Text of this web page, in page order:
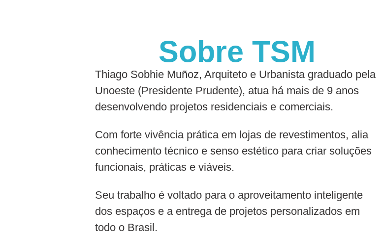
Sobre TSM
Thiago Sobhie Muñoz, Arquiteto e Urbanista graduado pela
Unoeste (Presidente Prudente), atua há mais de 9 anos
desenvolvendo projetos residenciais e comerciais.
Com forte vivência prática em lojas de revestimentos, alia
conhecimento técnico e senso estético para criar soluções
funcionais, práticas e viáveis.
Seu trabalho é voltado para o aproveitamento inteligente
dos espaços e a entrega de projetos personalizados em
todo o Brasil.